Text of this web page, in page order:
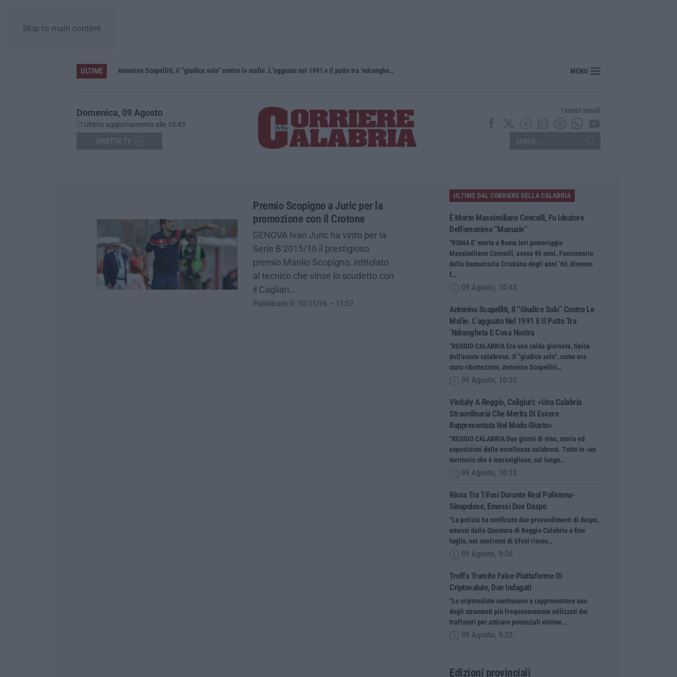
Skip to main content
ULTIME Antonino Scopelliti, il “giudice solo” contro le mafie. L’agguato nel 1991 e il patto tra ‘ndrangheta e Cosa nostra MENU
Domenica, 09 Agosto
Ultimo aggiornamento alle 10:43
I nostri canali
Premio Scopigno a Juric per la
promozione con il Crotone
GENOVA Ivan Juric ha vinto per la
Serie B 2015/16 il prestigioso
premio Manlio Scopigno, intitolato
al tecnico che vinse lo scudetto con
il Cagliari…
Pubblicato il: 10/11/16 – 15:57
ULTIME DAL CORRIERE DELLA CALABRIA
È Morto Massimiliano Cencelli, Fu Ideatore
Dell’omonimo “manuale”
“ROMA E’ morto a Roma ieri pomeriggio
Massimiliano Cencelli, aveva 90 anni. Funzionario
della Democrazia Cristiana degli anni ’60, divenne
f…
09 Agosto, 10:43
Antonino Scopelliti, Il “giudice Solo” Contro Le
Mafie. L’agguato Nel 1991 E Il Patto Tra
‘ndrangheta E Cosa Nostra
“REGGIO CALABRIA Era una calda giornata, tipica
dell’estate calabrese. Il “giudice solo”, come era
stato ribattezzato, Antonino Scopelliti…
09 Agosto, 10:31
Vinitaly A Reggio, Caligiuri: «Una Calabria
Straordinaria Che Merita Di Essere
Rappresentata Nel Modo Giusto»
“REGGIO CALABRIA Due giorni di vino, storia ed
esposizioni delle eccellenze calabresi. Tutto in «un
territorio che è meraviglioso, sul lungo…
09 Agosto, 10:12
Rissa Tra Tifosi Durante Real Polistena-
Sinopolese, Emessi Due Daspo
“La polizia ha notificato due provvedimenti di daspo,
emessi dalla Questura di Reggio Calabria a fine
luglio, nei confronti di tifosi ritenu…
09 Agosto, 9:36
Truffa Tramite False Piattaforme Di
Criptovalute, Due Indagati
“Le criptovalute continuano a rappresentare uno
degli strumenti più frequentemente utilizzati dai
truffatori per attirare potenziali vittime…
09 Agosto, 9:32
Edizioni provinciali